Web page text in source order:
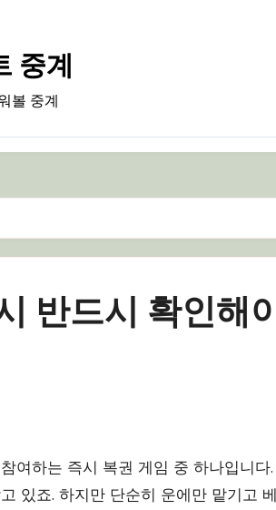
중계
볼 중계
반드시 확인해
있죠. 하지만 단순히 운에만 맡기고